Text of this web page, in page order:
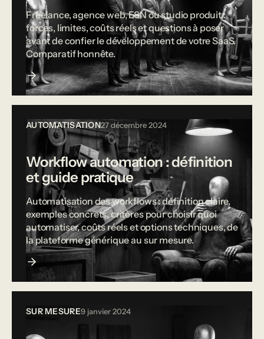
Freelance, agence web, ESN ou studio produit :
forces, limites, coûts réels et questions à poser
avant de confier le développement de votre SaaS.
Comparatif honnête.
AUTOMATISATION27 décembre 2024
Workflow automation : définition
et guide pratique
Automatisation des workflows : définition claire,
exemples concrets, critères pour choisir quoi
automatiser, coûts réels et options techniques, de
la plateforme générique au sur mesure.
SUR MESURE9 janvier 2024